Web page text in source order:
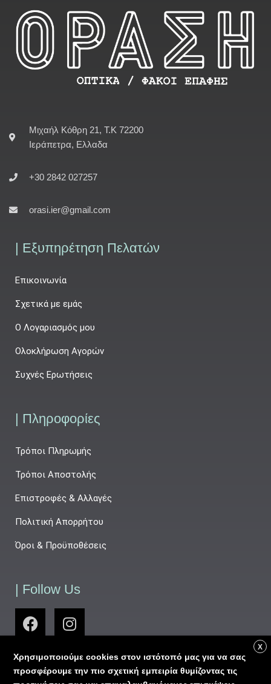
Μιχαήλ Κόθρη 21, Τ.Κ 72200
Ιεράπετρα, Ελλαδα
+30 2842 027257
orasi.ier@gmail.com
| Εξυπηρέτηση Πελατών
Επικοινωνία
Σχετικά με εμάς
Ο Λογαριασμός μου
Ολοκλήρωση Αγορών
Συχνές Ερωτήσεις
| Πληροφορίες
Τρόποι Πληρωμής
Τρόποι Αποστολής
Επιστροφές & Αλλαγές
Πολιτική Απορρήτου
Όροι & Προϋποθέσεις
| Follow Us
X
Χρησιμοποιούμε cookies στον ιστότοπό μας για να σας
προσφέρουμε την πιο σχετική εμπειρία θυμίζοντας τις